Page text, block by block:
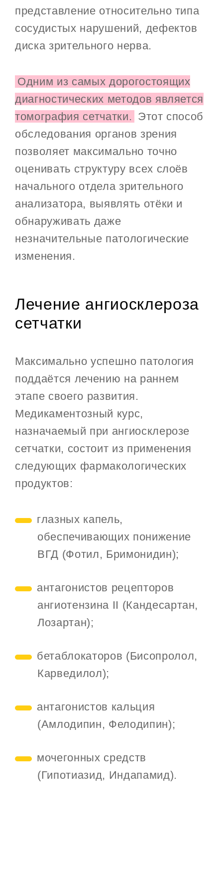
представление относительно типа
сосудистых нарушений, дефектов
диска зрительного нерва.
Одним из самых дорогостоящих
диагностических методов является
томография сетчатки. Этот способ
обследования органов зрения
позволяет максимально точно
оценивать структуру всех слоёв
начального отдела зрительного
анализатора, выявлять отёки и
обнаруживать даже
незначительные патологические
изменения.
Лечение ангиосклероза
сетчатки
Максимально успешно патология
поддаётся лечению на раннем
этапе своего развития.
Медикаментозный курс,
назначаемый при ангиосклерозе
сетчатки, состоит из применения
следующих фармакологических
продуктов:
глазных капель,
обеспечивающих понижение
ВГД (Фотил, Бримонидин);
антагонистов рецепторов
ангиотензина II (Кандесартан,
Лозартан);
бетаблокаторов (Бисопролол,
Карведилол);
антагонистов кальция
(Амлодипин, Фелодипин);
мочегонных средств
(Гипотиазид, Индапамид).